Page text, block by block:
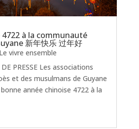
à la communauté
新年快乐 过年好
Le vivre ensemble
PRESSE Les associations
et des musulmans de Guyane
année chinoise 4722 à la